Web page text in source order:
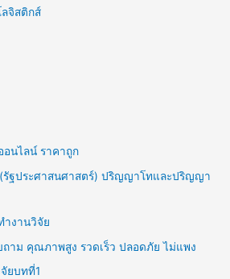
จิสติกส์
อนไลน์ ราคาถูก
รัฐประศาสนศาสตร์) ปริญญาโทและปริญญา
ำงานวิจัย
ถาม คุณภาพสูง รวดเร็ว ปลอดภัย ไม่แพง
ยบทที่1